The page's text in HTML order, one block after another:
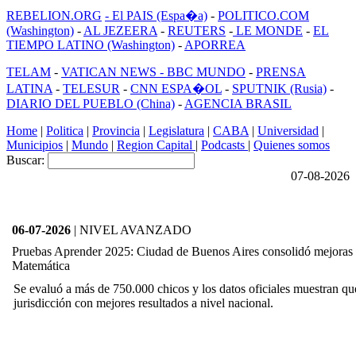
REBELION.ORG - El PAIS (Espa�a) - POLITICO.COM
(Washington) - AL JEZEERA - REUTERS - LE MONDE - EL
TIEMPO LATINO (Washington) - APORREA
TELAM - VATICAN NEWS - BBC MUNDO - PRENSA
LATINA - TELESUR - CNN ESPA�OL - SPUTNIK (Rusia) -
DIARIO DEL PUEBLO (China) - AGENCIA BRASIL
Home | Politica | Provincia | Legislatura | CABA | Universidad |
Municipios | Mundo | Region Capital | Podcasts | Quienes somos
Buscar:
07-08-2026
06-07-2026 | NIVEL AVANZADO
Pruebas Aprender 2025: Ciudad de Buenos Aires consolidó
Matemática
Se evaluó a más de 750.000 chicos y los datos oficiales muestran
jurisdicción con mejores resultados a nivel nacional.